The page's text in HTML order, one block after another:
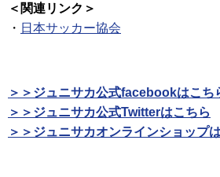
＜関連リンク＞
・ 日本サッカー協会
＞＞ジュニサカ公式facebookはこち
＞＞ジュニサカ公式Twitterはこちら
＞＞ジュニサカオンラインショップ